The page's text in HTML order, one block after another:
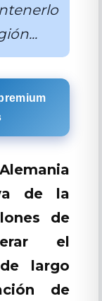
de la
de
el
largo
de